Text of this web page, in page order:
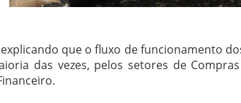
que o fluxo de funcionamento
das vezes, pelos setores de